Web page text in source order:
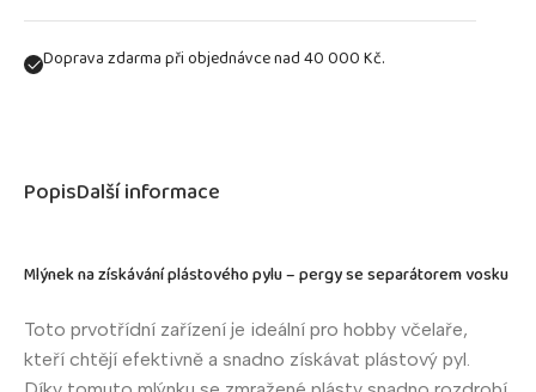
Doprava zdarma při objednávce nad 40 000 Kč.
PopisDalší informace
Mlýnek na získávání plástového pylu – pergy se separátorem vosku
Toto prvotřídní zařízení je ideální pro hobby včelaře,
kteří chtějí efektivně a snadno získávat plástový pyl.